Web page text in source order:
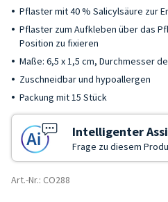
Pflaster mit 40 % Salicylsäure zur
Pflaster zum Aufkleben über das
Position zu fixieren
Maße: 6,5 x 1,5 cm, Durchmesser
Zuschneidbar und hypoallergen
Packung mit 15 Stück
Intelligenter
Frage zu diesem
Art.-Nr.: CO288